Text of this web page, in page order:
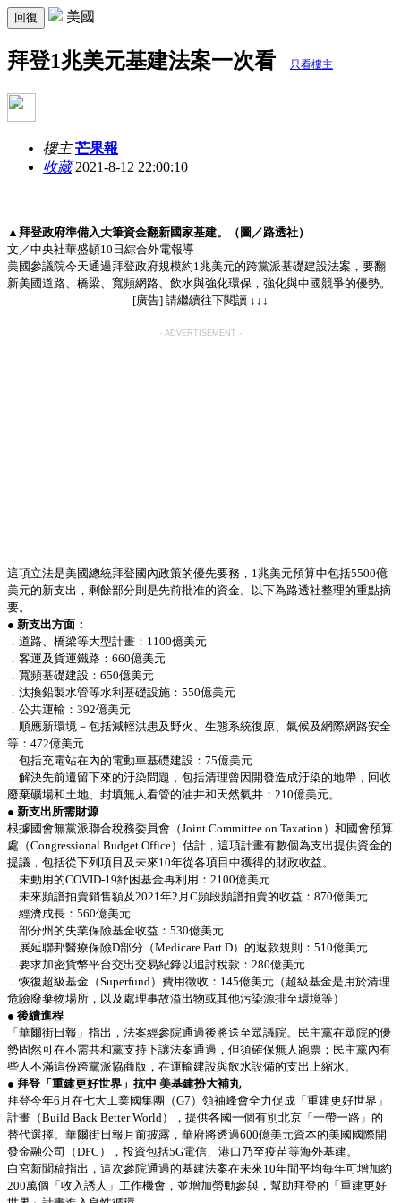
回復 美國
拜登1兆美元基建法案一次看 只看樓主
樓主 芒果報
收藏2021-8-12 22:00:10
▲拜登政府準備入大筆資金翻新國家基建。（圖／路透社）
文／中央社華盛頓10日綜合外電報導
美國參議院今天通過拜登政府規模約1兆美元的跨黨派基礎建設法案，要翻
新美國道路、橋梁、寬頻網路、飲水與強化環保，強化與中國競爭的優勢。
[廣告] 請繼續往下閱讀 ↓↓↓
- ADVERTISEMENT -
這項立法是美國總統拜登國內政策的優先要務，1兆美元預算中包括5500億
美元的新支出，剩餘部分則是先前批准的資金。以下為路透社整理的重點摘
要。
● 新支出方面：
．道路、橋梁等大型計畫：1100億美元
．客運及貨運鐵路：660億美元
．寬頻基礎建設：650億美元
．汰換鉛製水管等水利基礎設施：550億美元
．公共運輸：392億美元
．順應新環境－包括減輕洪患及野火、生態系統復原、氣候及網際網路安全
等：472億美元
．包括充電站在內的電動車基礎建設：75億美元
．解決先前遺留下來的汙染問題，包括清理曾因開發造成汙染的地帶，回收
廢棄礦場和土地、封填無人看管的油井和天然氣井：210億美元。
● 新支出所需財源
根據國會無黨派聯合稅務委員會（Joint Committee on Taxation）和國會預算
處（Congressional Budget Office）估計，這項計畫有數個為支出提供資金的
提議，包括從下列項目及未來10年從各項目中獲得的財政收益。
．未動用的COVID-19紓困基金再利用：2100億美元
．未來頻譜拍賣銷售額及2021年2月C頻段頻譜拍賣的收益：870億美元
．經濟成長：560億美元
．部分州的失業保險基金收益：530億美元
．展延聯邦醫療保險D部分（Medicare Part D）的返款規則：510億美元
．要求加密貨幣平台交出交易紀錄以追討稅款：280億美元
．恢復超級基金（Superfund）費用徵收：145億美元（超級基金是用於清理
危險廢棄物場所，以及處理事故溢出物或其他污染源排至環境等）
● 後續進程
「華爾街日報」指出，法案經參院通過後將送至眾議院。民主黨在眾院的優
勢固然可在不需共和黨支持下讓法案通過，但須確保無人跑票；民主黨內有
些人不滿這份跨黨派協商版，在運輸建設與飲水設備的支出上縮水。
● 拜登「重建更好世界」抗中 美基建扮大補丸
拜登今年6月在七大工業國集團（G7）領袖峰會全力促成「重建更好世界」
計畫（Build Back Better World），提供各國一個有別北京「一帶一路」的
替代選擇。華爾街日報月前披露，華府將透過600億美元資本的美國國際開
發金融公司（DFC），投資包括5G電信、港口乃至疫苗等海外基建。
白宮新聞稿指出，這次參院通過的基建法案在未來10年間平均每年可增加約
200萬個「收入誘人」工作機會，並增加勞動參與，幫助拜登的「重建更好